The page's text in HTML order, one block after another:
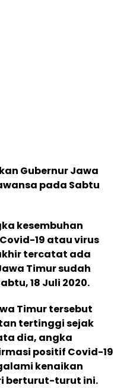
Gubernur Jawa
pada Sabtu
kesembuhan
19 atau virus
tercatat ada
Timur sudah
18 Juli 2020.
Timur tersebut
tertinggi sejak
dia, angka
positif Covid-19
kenaikan
berturut-turut ini.